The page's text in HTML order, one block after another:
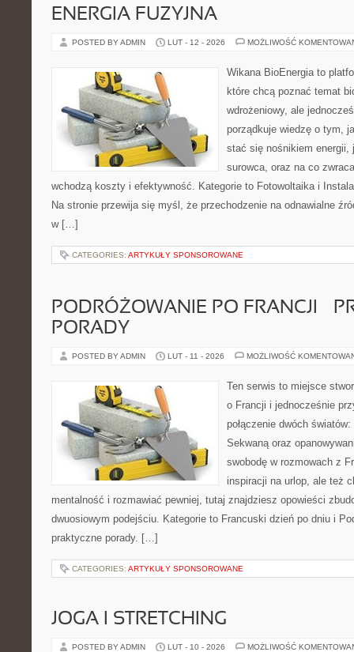
ENERGIA FUZYJNA
POSTED BY ADMIN LUT - 12 - 2026 MOŻLIWOŚĆ
Wikana BioEnergia to
które chcą poznać temat
wdrożeniowy, ale
porządkuje wiedzę o tym,
stać się nośnikiem energii,
surowca, oraz na co
wchodzą koszty i efektywność. Kategorie to Fotowoltaika i
Na stronie przewija się myśl, że przechodzenie na odnawialne
w […]
CATEGORIES: ARTYKUŁY SPONSOROWANE
PODRÓŻOWANIE PO FRANCJI –
PORADY
POSTED BY ADMIN LUT - 11 - 2026 MOŻLIWOŚĆ
Ten serwis to miejsce
o Francji i jednocześnie
połączenie dwóch
Sekwaną oraz
swobodę w rozmowach z
inspiracji na urlop, ale też
mentalność i rozmawiać pewniej, tutaj znajdziesz opowieści
dwuosiowym podejściu. Kategorie to Francuski dzień po dniu i
praktyczne porady. […]
CATEGORIES: ARTYKUŁY SPONSOROWANE
JOGA I STRETCHING
POSTED BY ADMIN LUT - 10 - 2026 MOŻLIWOŚĆ